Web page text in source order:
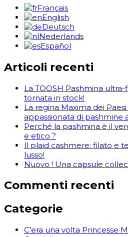
Français
English
Deutsch
Nederlands
Español
Articoli recenti
La TOOSH Pashmina
tornata in stock!
La regina Maxima dei
appassionata di pashmine
Perché la pashmina è il
e etico ?
Il plaid cashmere: filato e
lusso!
Nuovo ! Una capsule
Commenti recenti
Categorie
C'era una volta Princesse